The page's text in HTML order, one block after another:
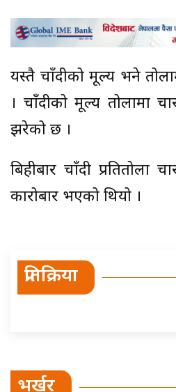
यस्तै चाँदीको मूल्य भने
। चाँदीको मूल्य तोलामा
झरेको छ ।
बिहीबार चाँदी प्रतितोला
कारोबार भएको थियो ।
प्रतिक्रिया
भर्खर